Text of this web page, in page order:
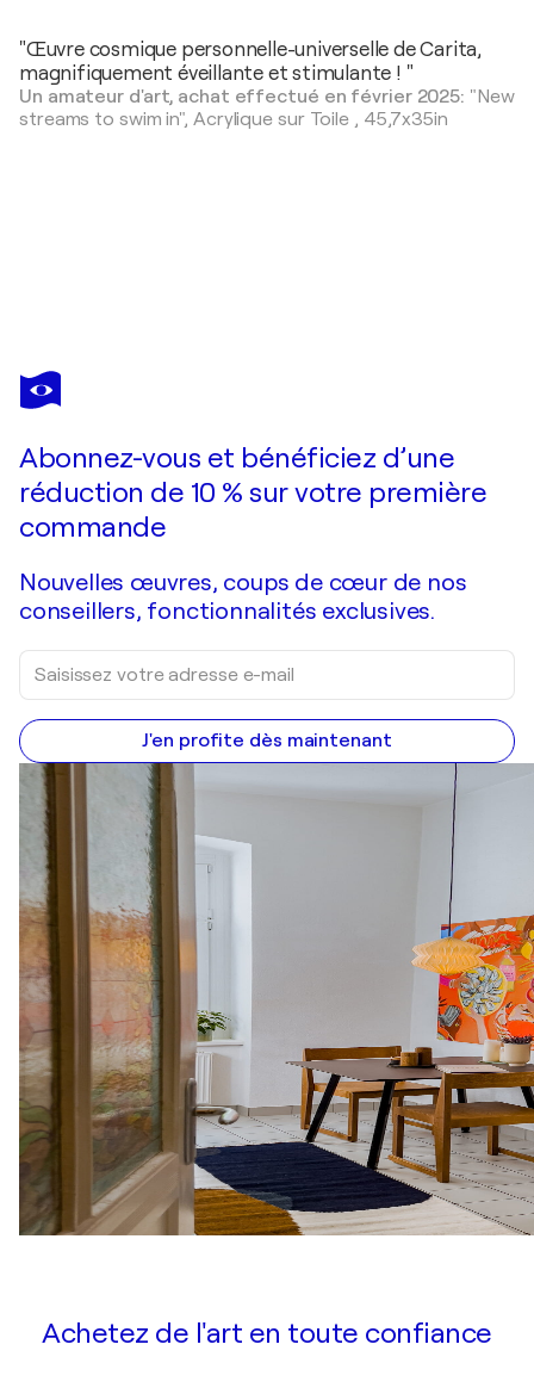
"Œuvre cosmique personnelle-universelle de Carita,
magnifiquement éveillante et stimulante ! "
Un amateur d'art, achat effectué en février 2025: "New
streams to swim in", Acrylique sur Toile , 45,7x35in
CARITA LAUKKONEN
Rise from the ashes
Abonnez-vous et bénéficiez d’une
réduction de 10 % sur votre première
commande
Nouvelles œuvres, coups de cœur de nos
conseillers, fonctionnalités exclusives.
J'en profite dès maintenant
Achetez de l'art en toute confiance